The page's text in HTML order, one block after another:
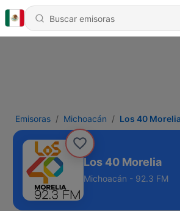
Emisoras Michoacán Los 40 Morelia
Los 40 Morelia
Michoacán - 92.3 FM